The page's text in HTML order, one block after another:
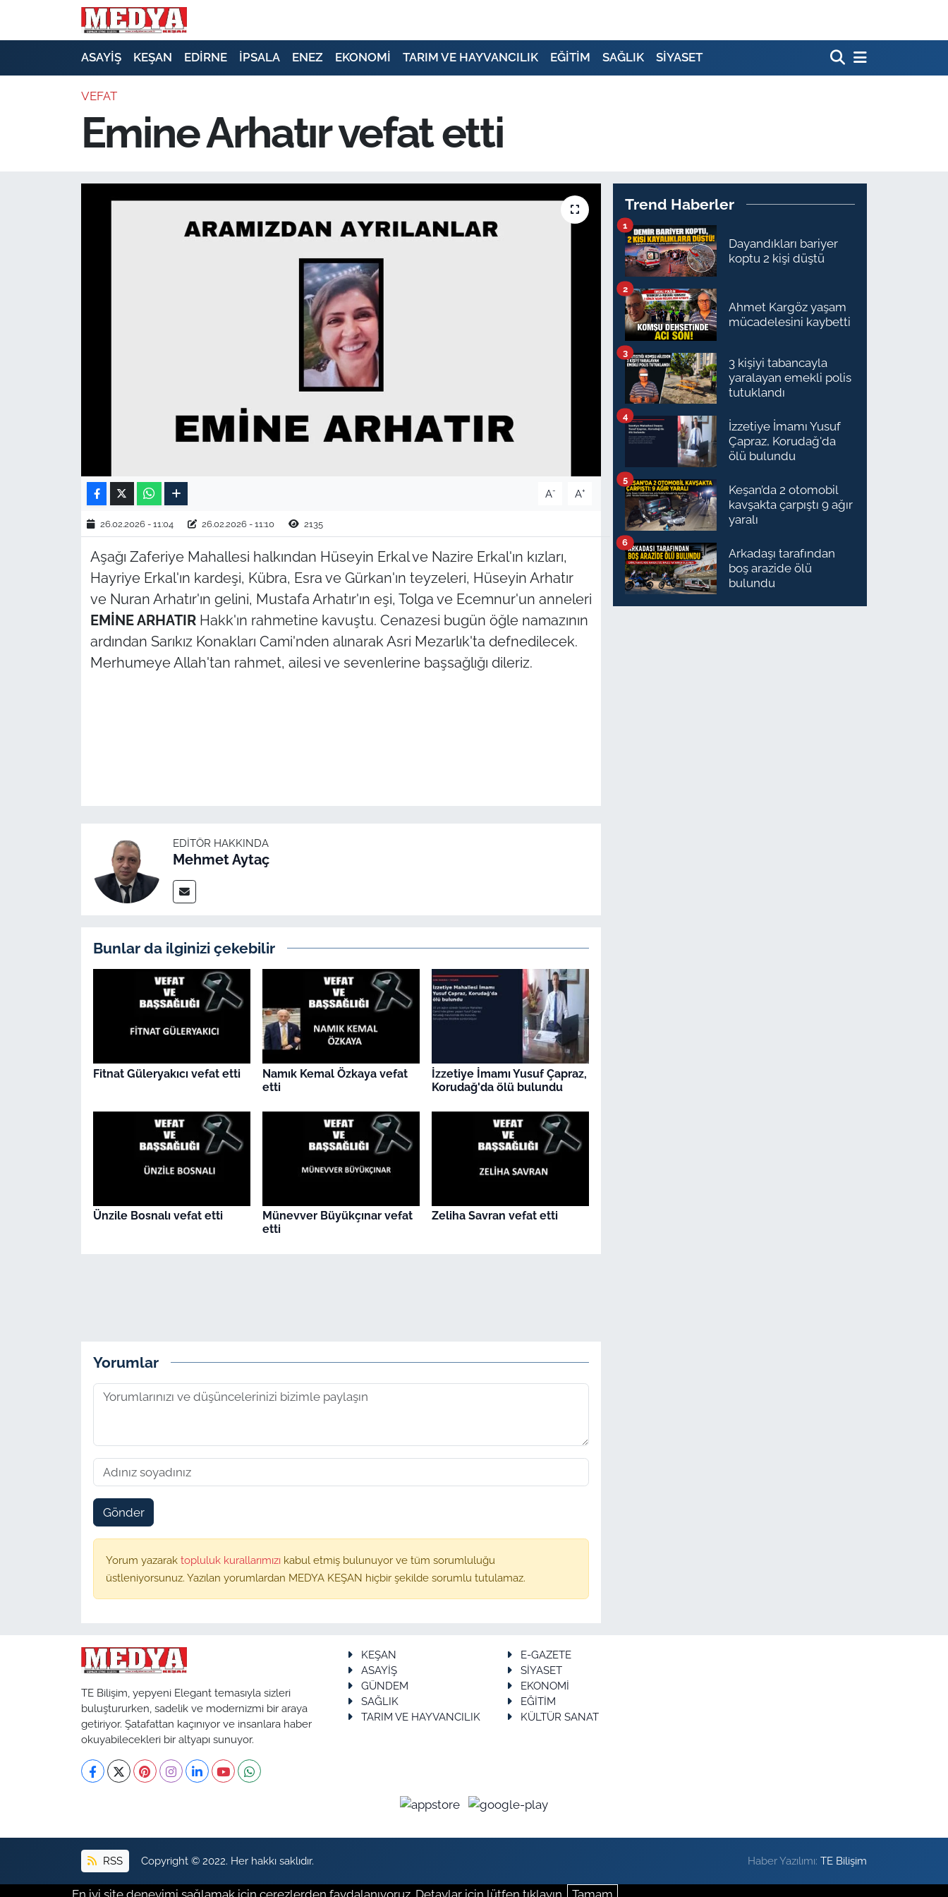
ASAYİŞ KEŞAN EDİRNE İPSALA ENEZ EKONOMİ TARIM VE HAYVANCILIK EĞİTİM SAĞLIK SİYASET
VEFAT
Emine Arhatır vefat etti
A- A+
26.02.2026 - 11:04 26.02.2026 - 11:10 2135
Aşağı Zaferiye Mahallesi halkından Hüseyin Erkal ve Nazire Erkal'ın kızları,
Hayriye Erkal'ın kardeşi, Kübra, Esra ve Gürkan'ın teyzeleri, Hüseyin Arhatır
ve Nuran Arhatır'ın gelini, Mustafa Arhatır'ın eşi, Tolga ve Ecemnur'un anneleri
EMİNE ARHATIRHakk'ın rahmetine kavuştu. Cenazesi bugün öğle namazının
ardından Sarıkız Konakları Cami'nden alınarak Asri Mezarlık'ta defnedilecek.
Merhumeye Allah'tan rahmet, ailesi ve sevenlerine başsağlığı dileriz.
EDITÖR HAKKINDA
Mehmet Aytaç
Bunlar da ilginizi çekebilir
Fitnat Güleryakıcı vefat etti
Namık Kemal Özkaya vefat
etti
İzzetiye İmamı Yusuf Çapraz,
Korudağ'da ölü bulundu
Ünzile Bosnalı vefat etti
Münevver Büyükçınar vefat
etti
Zeliha Savran vefat etti
Yorumlar
Gönder
Yorum yazarak topluluk kurallarımızı kabul etmiş bulunuyor ve tüm sorumluluğu
üstleniyorsunuz. Yazılan yorumlardan MEDYA KEŞAN hiçbir şekilde sorumlu tutulamaz.
Trend Haberler
Dayandıkları bariyer
koptu 2 kişi düştü
1
Ahmet Kargöz yaşam
mücadelesini kaybetti
2
3 kişiyi tabancayla
yaralayan emekli polis
tutuklandı
3
İzzetiye İmamı Yusuf
Çapraz, Korudağ'da
ölü bulundu
4
Keşan’da 2 otomobil
kavşakta çarpıştı 9 ağır
yaralı
5
Arkadaşı tarafından
boş arazide ölü
bulundu
6
TE Bilişim, yepyeni Elegant temasıyla sizleri
buluştururken, sadelik ve modernizmi bir araya
getiriyor. Şatafattan kaçınıyor ve insanlara haber
okuyabilecekleri bir altyapı sunuyor.
KEŞAN
E-GAZETE
ASAYİŞ
SİYASET
GÜNDEM
EKONOMİ
SAĞLIK
EĞİTİM
TARIM VE HAYVANCILIK
KÜLTÜR SANAT
RSS Copyright © 2022. Her hakkı saklıdır. Haber Yazılımı:TE Bilişim
E-GAZETE
TEKİRDAĞ
KIRKLARELİ
ÇANAKKALE
TÜRKİYE
Dış Haberler
İş Dünyası
Canlı Maç